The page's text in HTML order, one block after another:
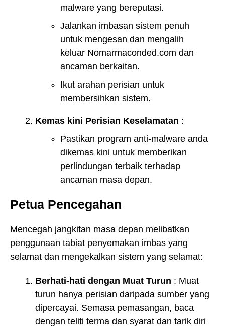
malware yang bereputasi.
Jalankan imbasan sistem penuh
untuk mengesan dan mengalih
keluar Nomarmaconded.com dan
ancaman berkaitan.
Ikut arahan perisian untuk
membersihkan sistem.
Kemas kini Perisian Keselamatan :
Pastikan program anti-malware anda
dikemas kini untuk memberikan
perlindungan terbaik terhadap
ancaman masa depan.
Petua Pencegahan
Mencegah jangkitan masa depan melibatkan
penggunaan tabiat penyemakan imbas yang
selamat dan mengekalkan sistem yang selamat:
Berhati-hati dengan Muat Turun : Muat
turun hanya perisian daripada sumber yang
dipercayai. Semasa pemasangan, baca
dengan teliti terma dan syarat dan tarik diri